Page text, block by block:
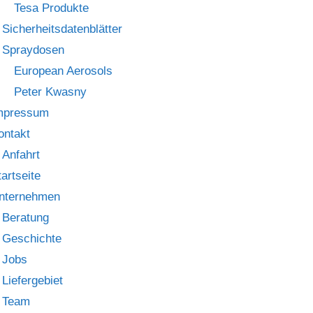
Tesa Produkte
Sicherheitsdatenblätter
Spraydosen
European Aerosols
Peter Kwasny
Anfahrt
Beratung
Geschichte
Jobs
Liefergebiet
Team